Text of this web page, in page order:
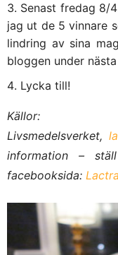
Senast fredag 8/
jag ut de 5 vinnare
lindring av sina
bloggen under
Lycka till!
Källor:
Livsmedelsverket,
information –
facebooksida: